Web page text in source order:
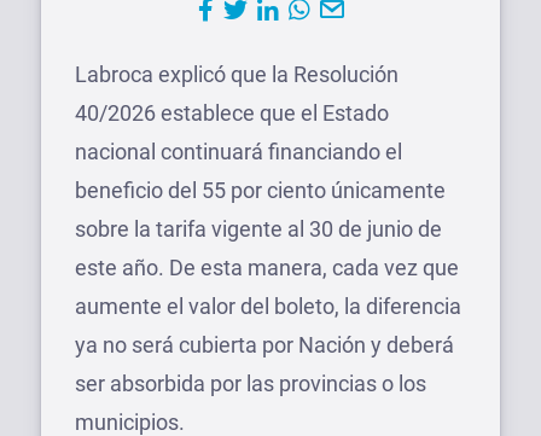
Labroca explicó que la Resolución
40/2026 establece que el Estado
nacional continuará financiando el
beneficio del 55 por ciento únicamente
sobre la tarifa vigente al 30 de junio de
este año. De esta manera, cada vez que
aumente el valor del boleto, la diferencia
ya no será cubierta por Nación y deberá
ser absorbida por las provincias o los
municipios.